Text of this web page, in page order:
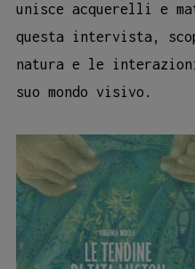
unisce acquerelli e
questa intervista,
natura e le
suo mondo visivo.